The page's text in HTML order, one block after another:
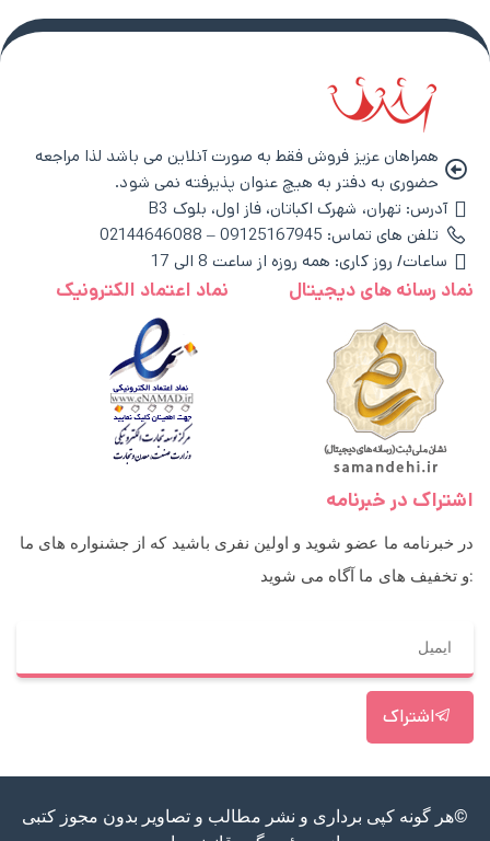
همراهان عزیز فروش فقط به صورت آنلاین می باشد لذا مراجعه
حضوری به دفتر به هیچ عنوان پذیرفته نمی شود.
آدرس: تهران، شهرک اکباتان، فاز اول، بلوک B3
تلفن های تماس: 09125167945 – 02144646088
ساعات/ روز کاری: همه روزه از ساعت 8 الی 17
نماد رسانه های دیجیتال نماد اعتماد الکترونیک
اشتراک در خبرنامه
در خبرنامه ما عضو شوید و اولین نفری باشید که از جشنواره های ما
و تخفیف های ما آگاه می شوید:
اشتراک
©هر گونه کپی برداری و نشر مطالب و تصاویر بدون مجوز کتبی